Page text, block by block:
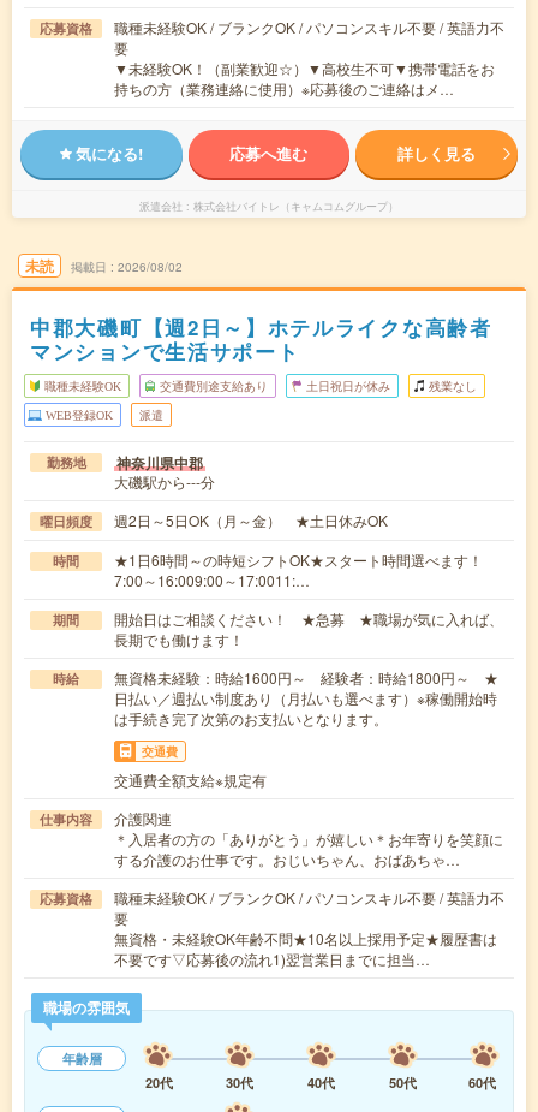
応募資格
職種未経験OK / ブランクOK / パソコンスキル不要 / 英語力不
要
▼未経験OK！（副業歓迎☆）▼高校生不可▼携帯電話をお
持ちの方（業務連絡に使用）※応募後のご連絡はメ…
気になる! 応募へ進む 詳しく見る
派遣会社 株式会社バイトレ（キャムコムグループ）
未読 掲載日 2026/08/02
中郡大磯町【週2日～】ホテルライクな高齢者
マンションで生活サポート
職種未経験OK 交通費別途支給あり 土日祝日が休み 残業なし
WEB登録OK 派遣
勤務地 神奈川県中郡
大磯駅から---分
曜日頻度 週2日～5日OK（月～金） ★土日休みOK
時間
★1日6時間～の時短シフトOK★スタート時間選べます！
7:00～16:009:00～17:0011:…
期間
開始日はご相談ください！ ★急募 ★職場が気に入れば、
長期でも働けます！
時給
無資格未経験：時給1600円～ 経験者：時給1800円～ ★
日払い／週払い制度あり（月払いも選べます）※稼働開始時
は手続き完了次第のお支払いとなります。
交通費
交通費全額支給※規定有
仕事内容
介護関連
＊入居者の方の「ありがとう」が嬉しい＊お年寄りを笑顔に
する介護のお仕事です。おじいちゃん、おばあちゃ…
応募資格
職種未経験OK / ブランクOK / パソコンスキル不要 / 英語力不
要
無資格・未経験OK年齢不問★10名以上採用予定★履歴書は
不要です▽応募後の流れ1)翌営業日までに担当…
職場の雰囲気
年齢層
20代
30代 40代 50代
60代